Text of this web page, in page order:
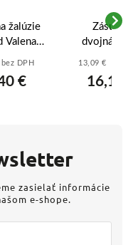
žalúzie
Valena
-
DPH
€
Zásuvka
Čierna
13,09 € bez
16,10
zasielať informácie
e-shope.